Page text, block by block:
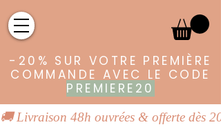
-20% SUR VOTRE PREMIÈRE
COMMANDE AVEC LE CODE
PREMIERE20
🚚 Livraison 48h ouvrées & offerte dès